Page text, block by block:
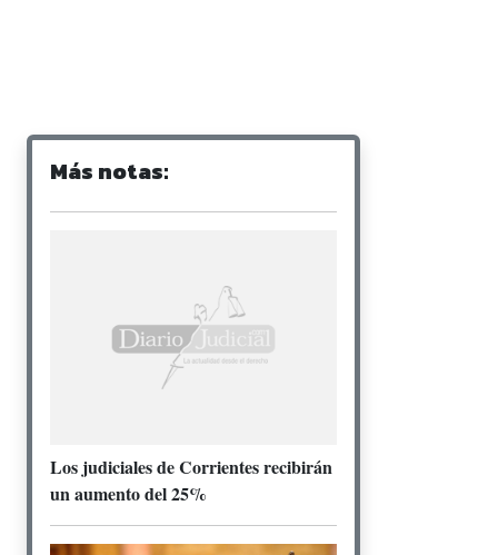
Más notas:
Los judiciales de Corrientes recibirán
un aumento del 25%